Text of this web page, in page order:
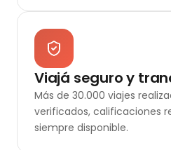
Viajá seguro y
Más de 30.000 viajes
verificados, calificaciones
siempre disponible.